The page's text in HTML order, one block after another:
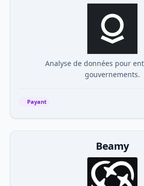
Analyse de données pour
gouvernements.
Payant
Beamy